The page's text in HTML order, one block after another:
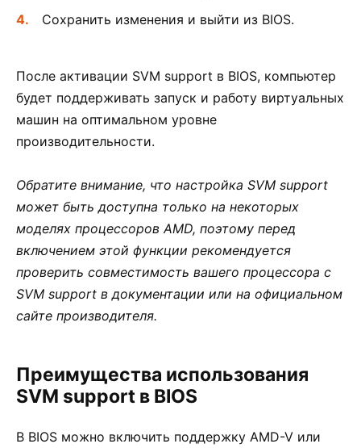
Сохранить изменения и выйти из BIOS.
После активации SVM support в BIOS, компьютер
будет поддерживать запуск и работу виртуальных
машин на оптимальном уровне
производительности.
Обратите внимание, что настройка SVM support
может быть доступна только на некоторых
моделях процессоров AMD, поэтому перед
включением этой функции рекомендуется
проверить совместимость вашего процессора с
SVM support в документации или на официальном
сайте производителя.
Преимущества использования
SVM support в BIOS
В BIOS можно включить поддержку AMD-V или